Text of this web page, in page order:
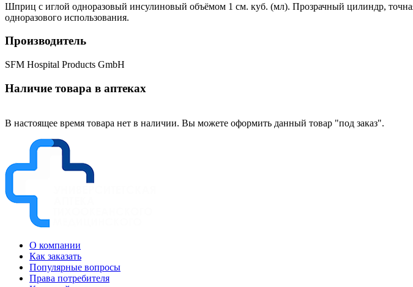
Шприц с иглой одноразовый инсулиновый объёмом 1 см. куб. (мл). Прозрачный цилиндр,
одноразового использования.
Производитель
SFM Hospital Products GmbH
Наличие товара в аптеках
В настоящее время товара нет в наличии. Вы можете оформить данный товар "под заказ".
О компании
Как заказать
Популярные вопросы
Права потребителя